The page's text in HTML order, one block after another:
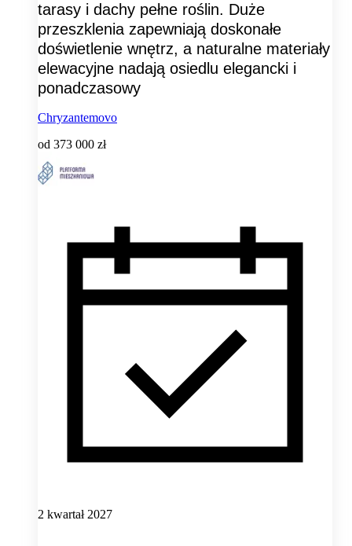
tarasy i dachy pełne roślin. Duże
przeszklenia zapewniają doskonałe
doświetlenie wnętrz, a naturalne materiały
elewacyjne nadają osiedlu elegancki i
ponadczasowy
Chryzantemovo
od 373 000 zł
2 kwartał 2027